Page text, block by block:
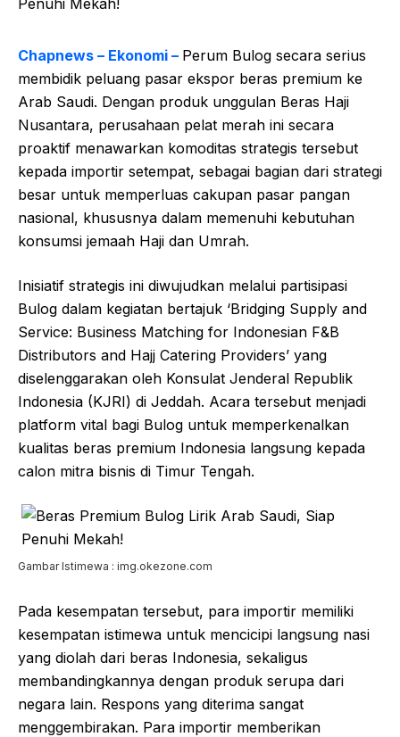
Chapnews – Ekonomi – Perum Bulog secara serius
membidik peluang pasar ekspor beras premium ke
Arab Saudi. Dengan produk unggulan Beras Haji
Nusantara, perusahaan pelat merah ini secara
proaktif menawarkan komoditas strategis tersebut
kepada importir setempat, sebagai bagian dari strategi
besar untuk memperluas cakupan pasar pangan
nasional, khususnya dalam memenuhi kebutuhan
konsumsi jemaah Haji dan Umrah.
Inisiatif strategis ini diwujudkan melalui partisipasi
Bulog dalam kegiatan bertajuk ‘Bridging Supply and
Service: Business Matching for Indonesian F&B
Distributors and Hajj Catering Providers’ yang
diselenggarakan oleh Konsulat Jenderal Republik
Indonesia (KJRI) di Jeddah. Acara tersebut menjadi
platform vital bagi Bulog untuk memperkenalkan
kualitas beras premium Indonesia langsung kepada
calon mitra bisnis di Timur Tengah.
Gambar Istimewa : img.okezone.com
Pada kesempatan tersebut, para importir memiliki
kesempatan istimewa untuk mencicipi langsung nasi
yang diolah dari beras Indonesia, sekaligus
membandingkannya dengan produk serupa dari
negara lain. Respons yang diterima sangat
menggembirakan. Para importir memberikan